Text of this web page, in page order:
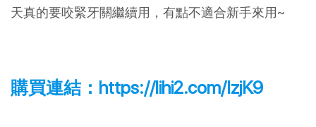
天真的要咬緊牙關繼續用，有點不適合新手來用~
購買連結： https://lihi2.com/IzjK9